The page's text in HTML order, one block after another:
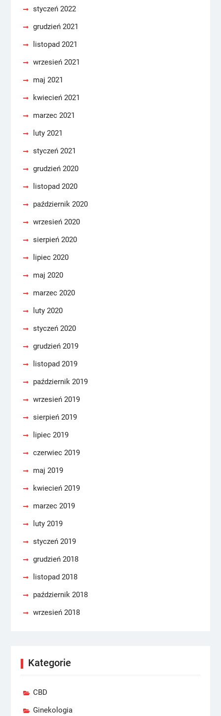
styczeń 2022
grudzień 2021
listopad 2021
wrzesień 2021
maj 2021
kwiecień 2021
marzec 2021
luty 2021
styczeń 2021
grudzień 2020
listopad 2020
październik 2020
wrzesień 2020
sierpień 2020
lipiec 2020
maj 2020
marzec 2020
luty 2020
styczeń 2020
grudzień 2019
listopad 2019
październik 2019
wrzesień 2019
sierpień 2019
lipiec 2019
czerwiec 2019
maj 2019
kwiecień 2019
marzec 2019
luty 2019
styczeń 2019
grudzień 2018
listopad 2018
październik 2018
wrzesień 2018
Kategorie
CBD
Ginekologia